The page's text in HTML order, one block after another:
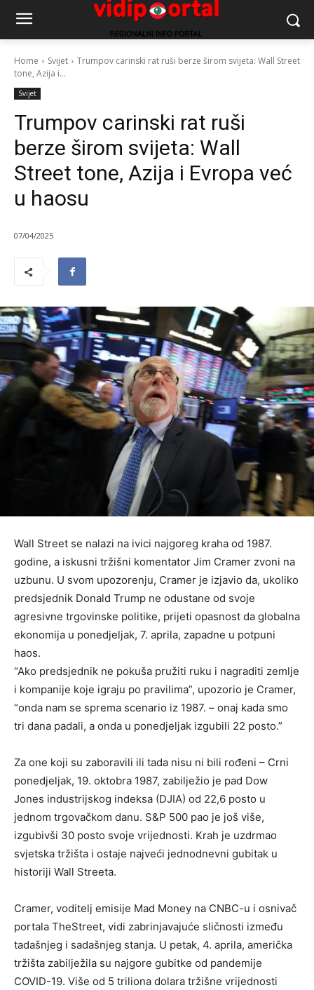
Home Svijet
Trumpov carinski rat ruši berze širom svijeta: Wall Street
tone, Azija i...
Svijet
Trumpov carinski rat ruši
berze širom svijeta: Wall
Street tone, Azija i Evropa već
u haosu
07/04/2025
Wall Street se nalazi na ivici najgoreg kraha od 1987.
godine, a iskusni tržišni komentator Jim Cramer zvoni na
uzbunu. U svom upozorenju, Cramer je izjavio da, ukoliko
predsjednik Donald Trump ne odustane od svoje
agresivne trgovinske politike, prijeti opasnost da globalna
ekonomija u ponedjeljak, 7. aprila, zapadne u potpuni
haos.
“Ako predsjednik ne pokuša pružiti ruku i nagraditi zemlje
i kompanije koje igraju po pravilima”, upozorio je Cramer,
“onda nam se sprema scenario iz 1987. – onaj kada smo
tri dana padali, a onda u ponedjeljak izgubili 22 posto.”
Za one koji su zaboravili ili tada nisu ni bili rođeni – Crni
ponedjeljak, 19. oktobra 1987, zabilježio je pad Dow
Jones industrijskog indeksa (DJIA) od 22,6 posto u
jednom trgovačkom danu. S&P 500 pao je još više,
izgubivši 30 posto svoje vrijednosti. Krah je uzdrmao
svjetska tržišta i ostaje najveći jednodnevni gubitak u
historiji Wall Streeta.
Cramer, voditelj emisije Mad Money na CNBC-u i osnivač
portala TheStreet, vidi zabrinjavajuće sličnosti između
tadašnjeg i sadašnjeg stanja. U petak, 4. aprila, američka
tržišta zabilježila su najgore gubitke od pandemije
COVID-19. Više od 5 triliona dolara tržišne vrijednosti